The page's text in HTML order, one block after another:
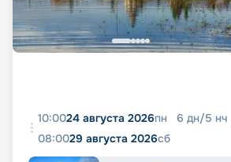
10:0024 августа 2026пн 6 дн/5 нч
08:0029 августа 2026сб